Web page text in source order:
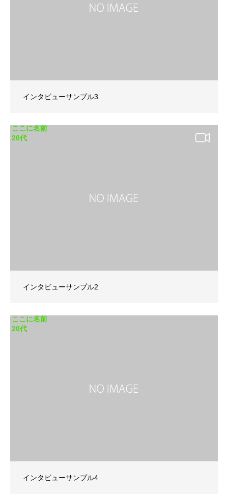
インタビューサンプル3
ここに名前
20代
インタビューサンプル2
ここに名前
20代
インタビューサンプル4